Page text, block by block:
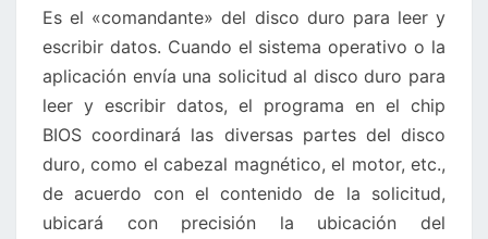
Es el «comandante» del disco duro para leer y
escribir datos. Cuando el sistema operativo o la
aplicación envía una solicitud al disco duro para
leer y escribir datos, el programa en el chip
BIOS coordinará las diversas partes del disco
duro, como el cabezal magnético, el motor, etc.,
de acuerdo con el contenido de la solicitud,
ubicará con precisión la ubicación del